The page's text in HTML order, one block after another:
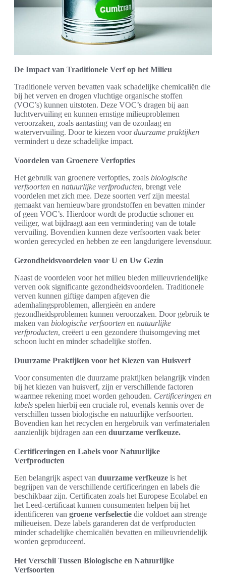
De Impact van Traditionele Verf op het Milieu
Traditionele verven bevatten vaak schadelijke chemicaliën die
bij het verven en drogen vluchtige organische stoffen
(VOC’s) kunnen uitstoten. Deze VOC’s dragen bij aan
luchtvervuiling en kunnen ernstige milieuproblemen
veroorzaken, zoals aantasting van de ozonlaag en
watervervuiling. Door te kiezen voorduurzame praktijken
vermindert u deze schadelijke impact.
Voordelen van Groenere Verfopties
Het gebruik van groenere verfopties, zoals biologische
verfsoorten en natuurlijke verfproducten, brengt vele
voordelen met zich mee. Deze soorten verf zijn meestal
gemaakt van hernieuwbare grondstoffen en bevatten minder
of geen VOC’s. Hierdoor wordt de productie schoner en
veiliger, wat bijdraagt aan een vermindering van de totale
vervuiling. Bovendien kunnen deze verfsoorten vaak beter
worden gerecycled en hebben ze een langdurigere levensduur.
Gezondheidsvoordelen voor U en Uw Gezin
Naast de voordelen voor het milieu bieden milieuvriendelijke
verven ook significante gezondheidsvoordelen. Traditionele
verven kunnen giftige dampen afgeven die
ademhalingsproblemen, allergieën en andere
gezondheidsproblemen kunnen veroorzaken. Door gebruik te
maken van biologische verfsoorten en natuurlijke
verfproducten, creëert u een gezondere thuisomgeving met
schoon lucht en minder schadelijke stoffen.
Duurzame Praktijken voor het Kiezen van Huisverf
Voor consumenten die duurzame praktijken belangrijk vinden
bij het kiezen van huisverf, zijn er verschillende factoren
waarmee rekening moet worden gehouden. Certificeringen en
labels spelen hierbij een cruciale rol, evenals kennis over de
verschillen tussen biologische en natuurlijke verfsoorten.
Bovendien kan het recyclen en hergebruik van verfmaterialen
aanzienlijk bijdragen aan een duurzame verfkeuze.
Certificeringen en Labels voor Natuurlijke
Verfproducten
Een belangrijk aspect van duurzame verfkeuze is het
begrijpen van de verschillende certificeringen en labels die
beschikbaar zijn. Certificaten zoals het Europese Ecolabel en
het Leed-certificaat kunnen consumenten helpen bij het
identificeren van groene verfselectie die voldoet aan strenge
milieueisen. Deze labels garanderen dat de verfproducten
minder schadelijke chemicaliën bevatten en milieuvriendelijk
worden geproduceerd.
Het Verschil Tussen Biologische en Natuurlijke
Verfsoorten